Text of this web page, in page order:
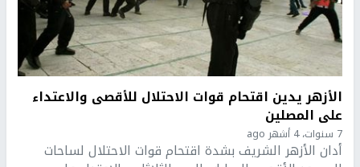
الأزهر يدين اقتحام قوات الاحتلال للأقصى والاعتداء
على المصلين
7 سنوات، 4 أشهر ago
أدان الأزهر الشريف بشدة اقتحام قوات الاحتلال لساحات